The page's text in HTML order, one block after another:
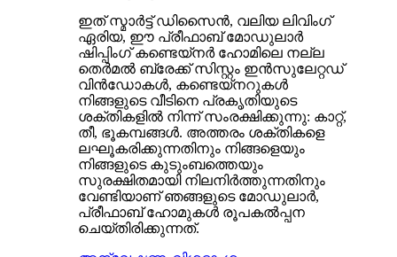
ഇത് സ്മാർട്ട് ഡിസൈൻ, വലിയ ലിവിംഗ്
ഏരിയ, ഈ പ്രീഫാബ് മോഡുലാർ
ഷിപ്പിംഗ് കണ്ടെയ്‌നർ ഹോമിലെ നല്ല
തെർമൽ ബ്രേക്ക് സിസ്റ്റം ഇൻസുലേറ്റഡ്
വിൻഡോകൾ, കണ്ടെയ്‌നറുകൾ
നിങ്ങളുടെ വീടിനെ പ്രകൃതിയുടെ
ശക്തികളിൽ നിന്ന് സംരക്ഷിക്കുന്നു: കാറ്റ്,
തീ, ഭൂകമ്പങ്ങൾ. അത്തരം ശക്തികളെ
ലഘൂകരിക്കുന്നതിനും നിങ്ങളെയും
നിങ്ങളുടെ കുടുംബത്തെയും
സുരക്ഷിതമായി നിലനിർത്തുന്നതിനും
വേണ്ടിയാണ് ഞങ്ങളുടെ മോഡുലാർ,
പ്രീഫാബ് ഹോമുകൾ രൂപകൽപ്പന
ചെയ്തിരിക്കുന്നത്.